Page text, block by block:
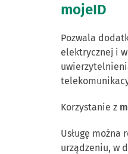
mojeID
Pozwala
elektrycznej i
Korzystanie z
Usługę
urządzeniu, w